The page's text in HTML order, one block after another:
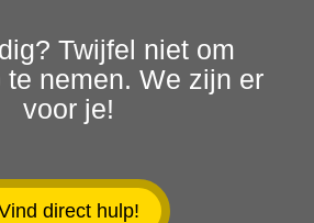
Twijfel niet om
te nemen. We zijn er
voor je!
direct hulp!